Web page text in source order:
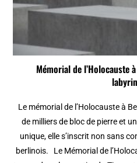
Mémorial de l’Holocauste
Le mémorial de l’Holocauste à
de milliers de bloc de pierre et
unique, elle s’inscrit non sans
berlinois. Le Mémorial de